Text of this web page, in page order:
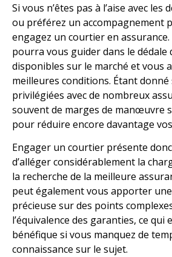
Si vous n’êtes pas à l’aise avec les
ou préférez un accompagnement
engagez un courtier en
pourra vous guider dans le dédale
disponibles sur le marché et vous
meilleures conditions. Étant
privilégiées avec de nombreux
souvent de marges de manœuvre
pour réduire encore davantage
Engager un courtier présente donc
d’alléger considérablement la
la recherche de la meilleure
peut également vous apporter
précieuse sur des points
l’équivalence des garanties, ce
bénéfique si vous manquez de
connaissance sur le sujet.